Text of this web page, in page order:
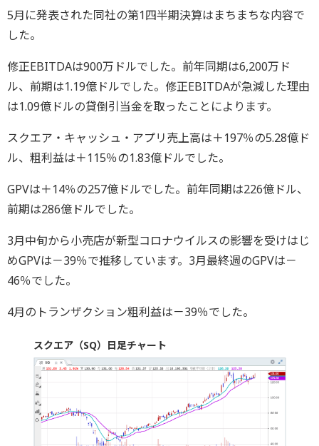
5月に発表された同社の第1四半期決算はまちまちな内容で
した。
修正EBITDAは900万ドルでした。前年同期は6,200万ド
ル、前期は1.19億ドルでした。修正EBITDAが急減した理由
は1.09億ドルの貸倒引当金を取ったことによります。
スクエア・キャッシュ・アプリ売上高は＋197％の5.28億ド
ル、粗利益は＋115％の1.83億ドルでした。
GPVは＋14％の257億ドルでした。前年同期は226億ドル、
前期は286億ドルでした。
3月中旬から小売店が新型コロナウイルスの影響を受けはじ
めGPVは－39％で推移しています。3月最終週のGPVは－
46％でした。
4月のトランザクション粗利益は－39％でした。
スクエア（SQ）日足チャート